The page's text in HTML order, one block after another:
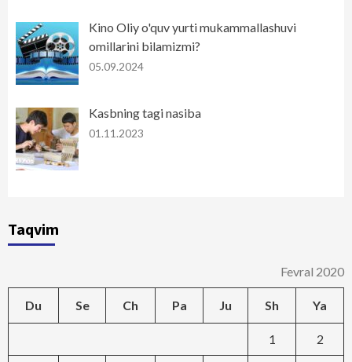
Kino Oliy o'quv yurti mukammallashuvi
omillarini bilamizmi?
05.09.2024
Kasbning tagi nasiba
01.11.2023
Taqvim
Fevral 2020
Du Se Ch Pa Ju Sh Ya
1 2